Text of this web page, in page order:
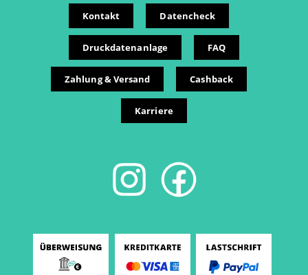
Kontakt Datencheck
Druckdatenanlage FAQ
Zahlung & Versand Cashback
Karriere